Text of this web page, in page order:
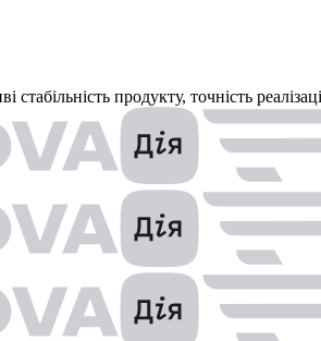
продукту, точність